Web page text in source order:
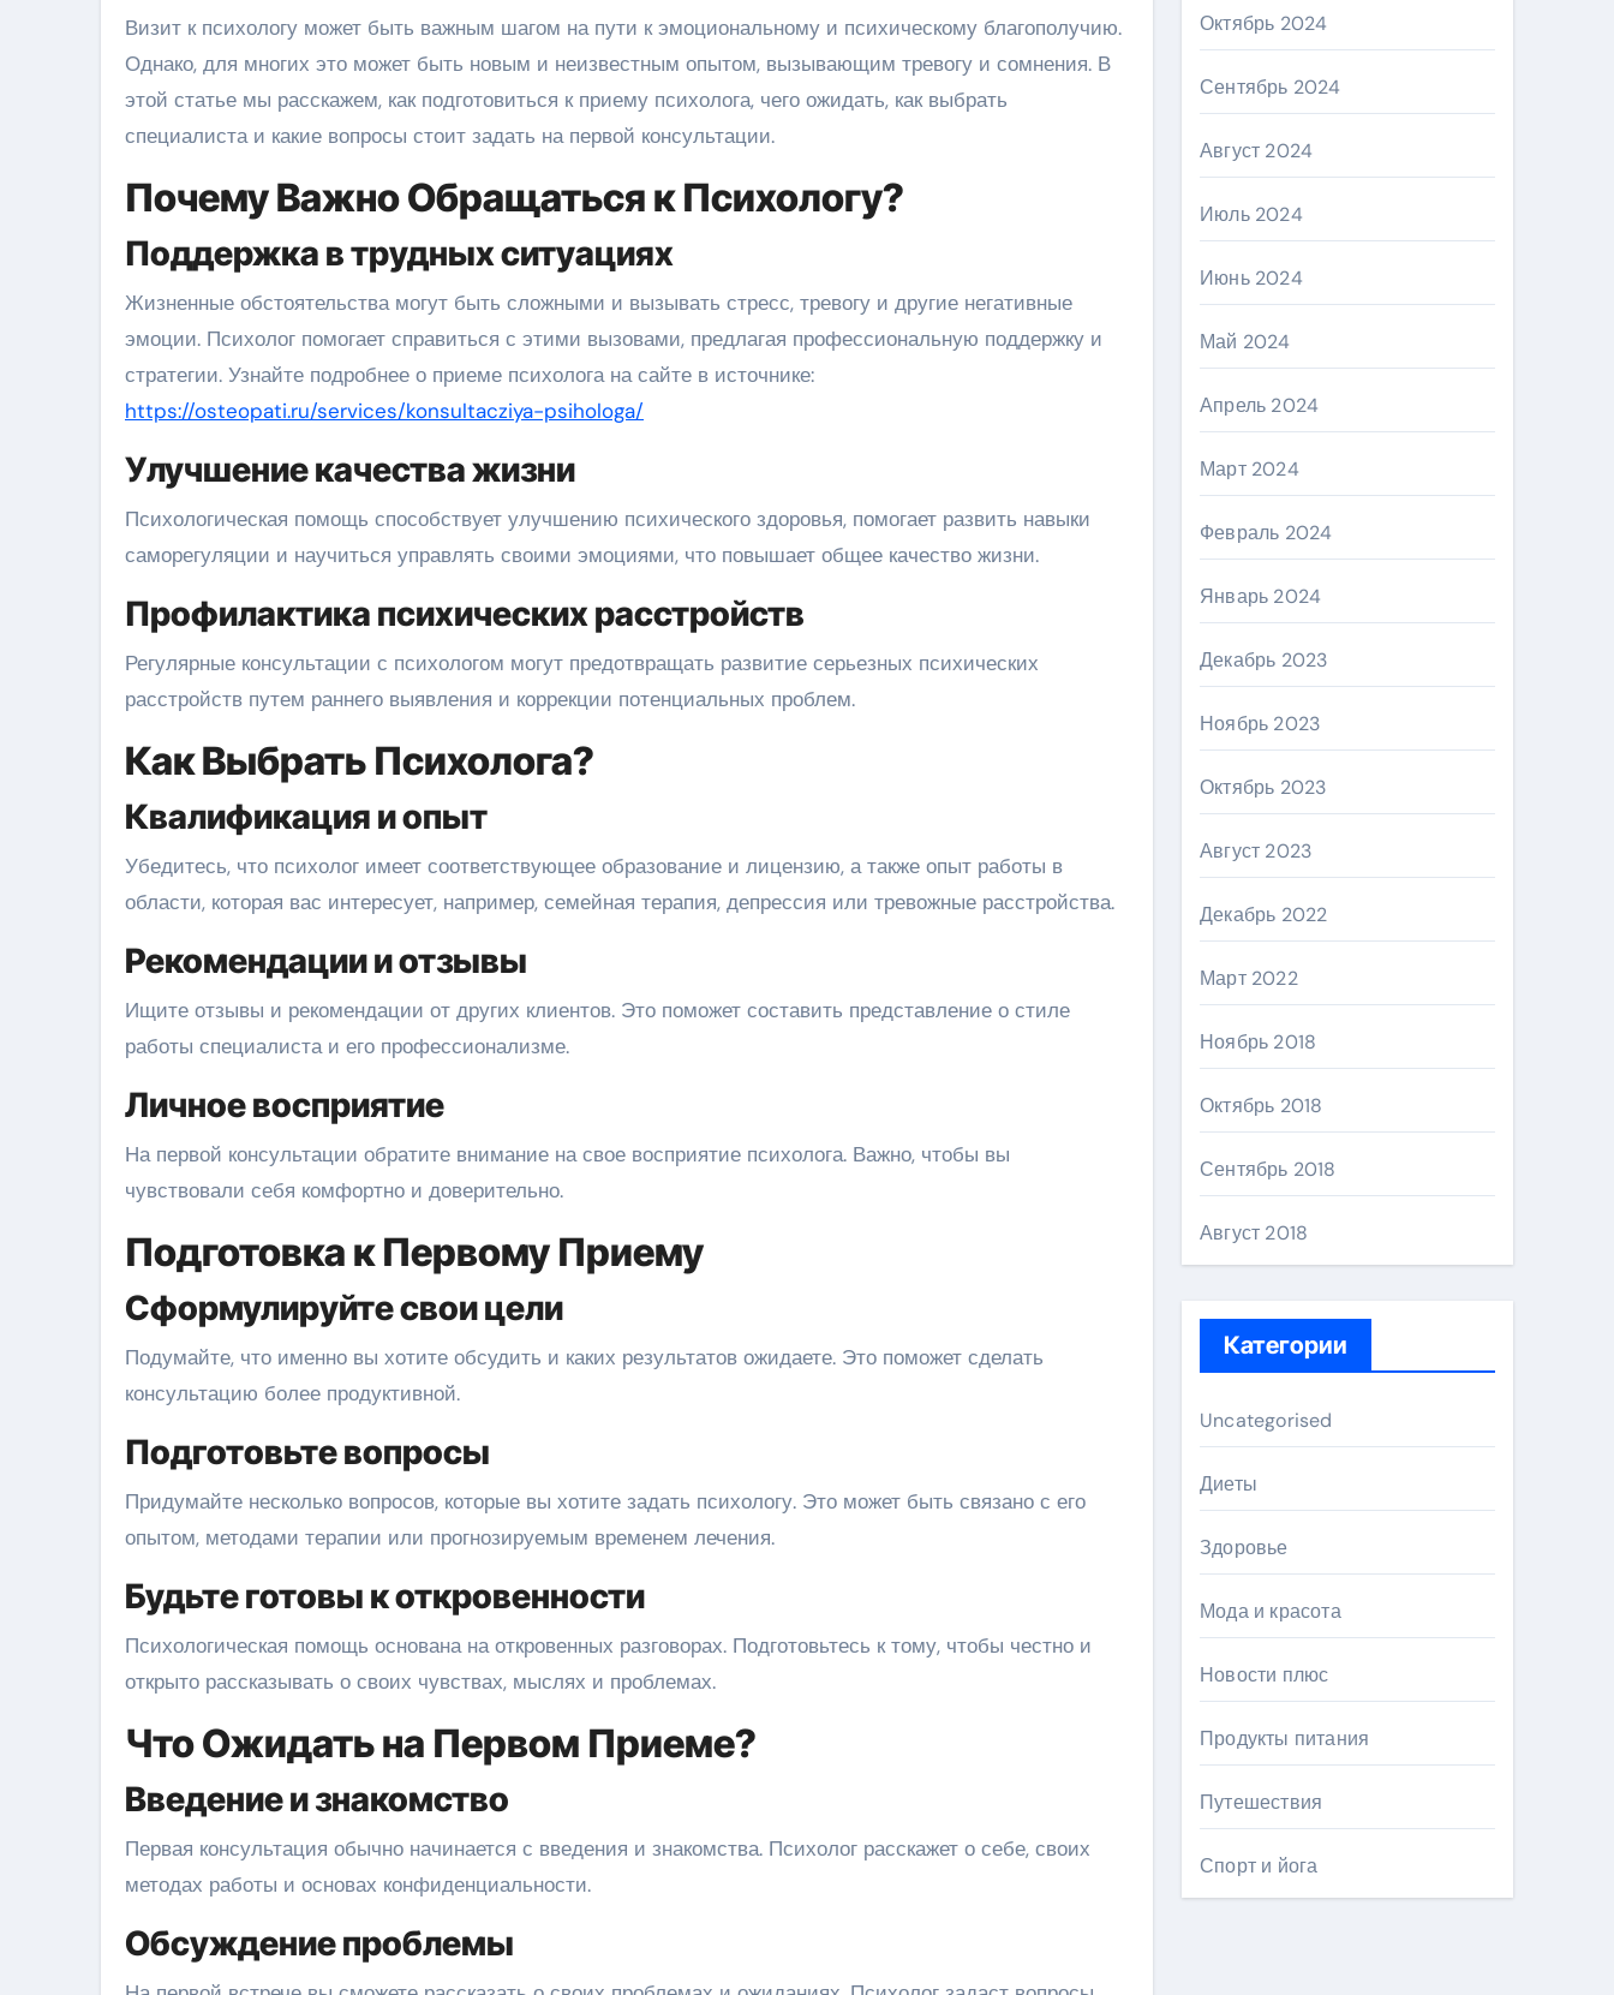
Визит к психологу может быть важным шагом на пути к эмоциональному и психическому благополучию.
Однако, для многих это может быть новым и неизвестным опытом, вызывающим тревогу и сомнения. В
этой статье мы расскажем, как подготовиться к приему психолога, чего ожидать, как выбрать
специалиста и какие вопросы стоит задать на первой консультации.
Почему Важно Обращаться к Психологу?
Поддержка в трудных ситуациях
Жизненные обстоятельства могут быть сложными и вызывать стресс, тревогу и другие негативные
эмоции. Психолог помогает справиться с этими вызовами, предлагая профессиональную поддержку и
стратегии. Узнайте подробнее о приеме психолога на сайте в источнике:
https://osteopati.ru/services/konsultacziya-psihologa/
Улучшение качества жизни
Психологическая помощь способствует улучшению психического здоровья, помогает развить навыки
саморегуляции и научиться управлять своими эмоциями, что повышает общее качество жизни.
Профилактика психических расстройств
Регулярные консультации с психологом могут предотвращать развитие серьезных психических
расстройств путем раннего выявления и коррекции потенциальных проблем.
Как Выбрать Психолога?
Квалификация и опыт
Убедитесь, что психолог имеет соответствующее образование и лицензию, а также опыт работы в
области, которая вас интересует, например, семейная терапия, депрессия или тревожные расстройства.
Рекомендации и отзывы
Ищите отзывы и рекомендации от других клиентов. Это поможет составить представление о стиле
работы специалиста и его профессионализме.
Личное восприятие
На первой консультации обратите внимание на свое восприятие психолога. Важно, чтобы вы
чувствовали себя комфортно и доверительно.
Подготовка к Первому Приему
Сформулируйте свои цели
Подумайте, что именно вы хотите обсудить и каких результатов ожидаете. Это поможет сделать
консультацию более продуктивной.
Подготовьте вопросы
Придумайте несколько вопросов, которые вы хотите задать психологу. Это может быть связано с его
опытом, методами терапии или прогнозируемым временем лечения.
Будьте готовы к откровенности
Психологическая помощь основана на откровенных разговорах. Подготовьтесь к тому, чтобы честно и
открыто рассказывать о своих чувствах, мыслях и проблемах.
Что Ожидать на Первом Приеме?
Введение и знакомство
Первая консультация обычно начинается с введения и знакомства. Психолог расскажет о себе, своих
методах работы и основах конфиденциальности.
Обсуждение проблемы
Октябрь 2024
Сентябрь 2024
Август 2024
Июль 2024
Июнь 2024
Май 2024
Апрель 2024
Март 2024
Февраль 2024
Январь 2024
Декабрь 2023
Ноябрь 2023
Октябрь 2023
Август 2023
Декабрь 2022
Март 2022
Ноябрь 2018
Октябрь 2018
Сентябрь 2018
Август 2018
Категории
Uncategorised
Диеты
Здоровье
Мода и красота
Новости плюс
Продукты питания
Путешествия
Спорт и йога